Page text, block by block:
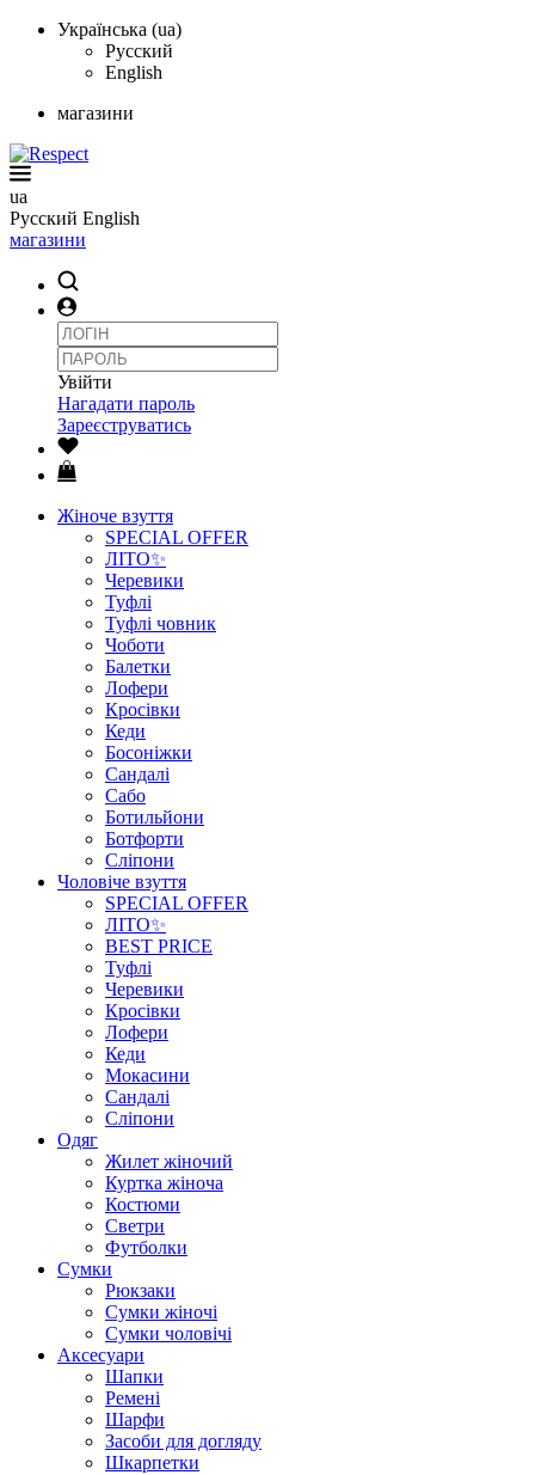
Українська (ua)
Русский
English
магазини
ua
Русский English
магазини
Увійти
Нагадати пароль
Зареєструватись
Жіноче взуття
SPECIAL OFFER
ЛІТО✨
Черевики
Туфлі
Туфлі човник
Чоботи
Балетки
Лофери
Кросівки
Кеди
Босоніжки
Сандалі
Сабо
Ботильйони
Ботфорти
Сліпони
Чоловіче взуття
SPECIAL OFFER
ЛІТО✨
BEST PRICE
Туфлі
Черевики
Кросівки
Лофери
Кеди
Мокасини
Сандалі
Сліпони
Одяг
Жилет жіночий
Куртка жіноча
Костюми
Светри
Футболки
Сумки
Рюкзаки
Сумки жіночі
Сумки чоловічі
Аксеcуари
Шапки
Ремені
Шарфи
Засоби для догляду
Шкарпетки